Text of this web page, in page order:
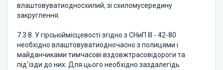
влаштовуватиодносхилий, зі схиломусередину
закруглення.
7.3.8. У гірськіймісцевості згідно з СНиП ІІІ - 42-80
необхідно влаштовуватиодночасно з полицями і
майданчиками тимчасові вздовжтрасовідороги та
під'їзди до них. Для цього необхідно заздалегідь